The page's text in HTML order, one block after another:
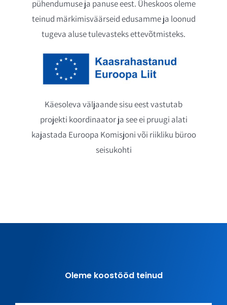
pühendumuse ja panuse eest. Üheskoos oleme
teinud märkimisväärseid edusamme ja loonud
tugeva aluse tulevasteks ettevõtmisteks.
Käesoleva väljaande sisu eest vastutab
projekti koordinaator ja see ei pruugi alati
kajastada Euroopa Komisjoni või riikliku büroo
seisukohti
Oleme koostööd teinud